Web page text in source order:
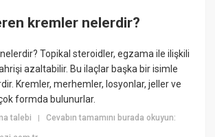
kremler nelerdir?
Topikal steroidler, egzama ile ilişkili
azaltabilir. Bu ilaçlar başka bir isimle
Kremler, merhemler, losyonlar, jeller ve
formda bulunurlar.
talebi |Cevabın tamamını burada okuyun: